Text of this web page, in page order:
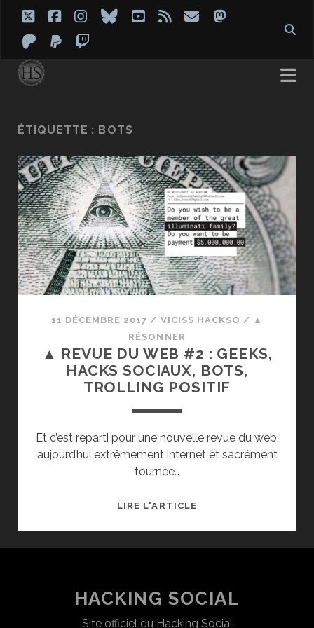
twitterfacebook
instagram
blueskyyoutube
rss emailmastodon
patreon
paypal
ÉTIQUETTE : BOTS
11 DÉCEMBRE 2017 / VICISS HACKSO / ▲
RÉSONNER
▲ REVUE DU WEB #2 : GEEKS,
HACKS SOCIAUX, BOTS,
TROLLING POSITIF
Et c’est reparti pour une nouvelle revue du web,
aujourd’hui extrêmement internet et sacrément
tournée…
LIRE L'ARTICLE▲
GEEKS,
HACKS
HACKING SOCIAL
Site officiel du Hacking Social